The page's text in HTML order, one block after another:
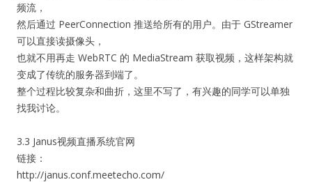
频流，
然后通过 PeerConnection 推送给所有的用户。由于 GStreamer
可以直接读摄像头，
也就不用再走 WebRTC 的 MediaStream 获取视频，这样架构就
变成了传统的服务器到端了。
整个过程比较复杂和曲折，这里不写了，有兴趣的同学可以单独
找我讨论。
3.3 Janus视频直播系统官网
链接：
http://janus.conf.meetecho.com/